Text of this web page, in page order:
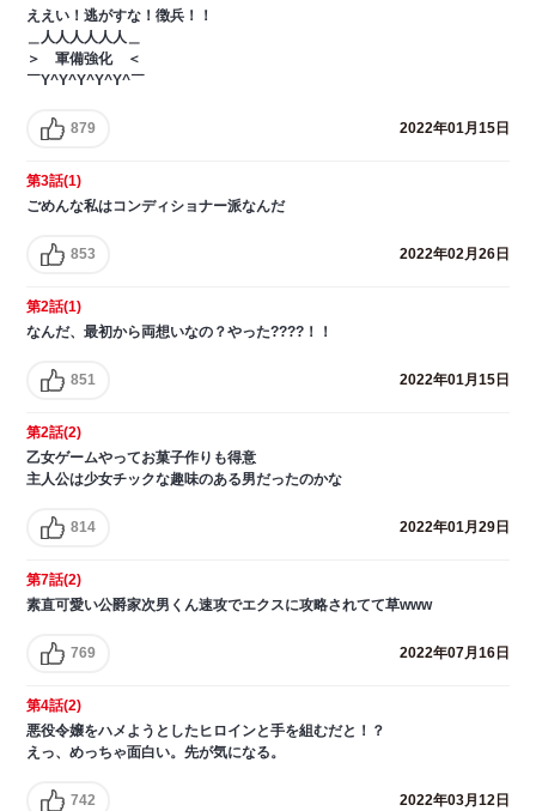
ええい！逃がすな！徴兵！！
＿人人人人人人＿
＞ 軍備強化 ＜
￣Y^Y^Y^Y^Y^￣
879 2022年01月15日
第3話(1)
ごめんな私はコンディショナー派なんだ
853 2022年02月26日
第2話(1)
なんだ、最初から両想いなの？やった????！！
851 2022年01月15日
第2話(2)
乙女ゲームやってお菓子作りも得意
主人公は少女チックな趣味のある男だったのかな
814 2022年01月29日
第7話(2)
素直可愛い公爵家次男くん速攻でエクスに攻略されてて草www
769 2022年07月16日
第4話(2)
悪役令嬢をハメようとしたヒロインと手を組むだと！？
えっ、めっちゃ面白い。先が気になる。
742 2022年03月12日